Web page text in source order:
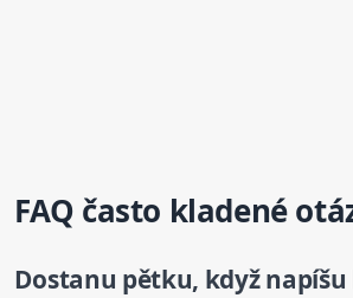
FAQ často kladené
Dostanu pětku, když napíšu